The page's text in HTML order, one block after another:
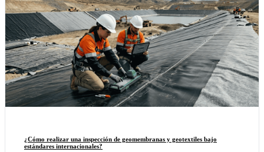
¿Cómo realizar una inspección de geomembranas y geotextiles bajo
estándares internacionales?